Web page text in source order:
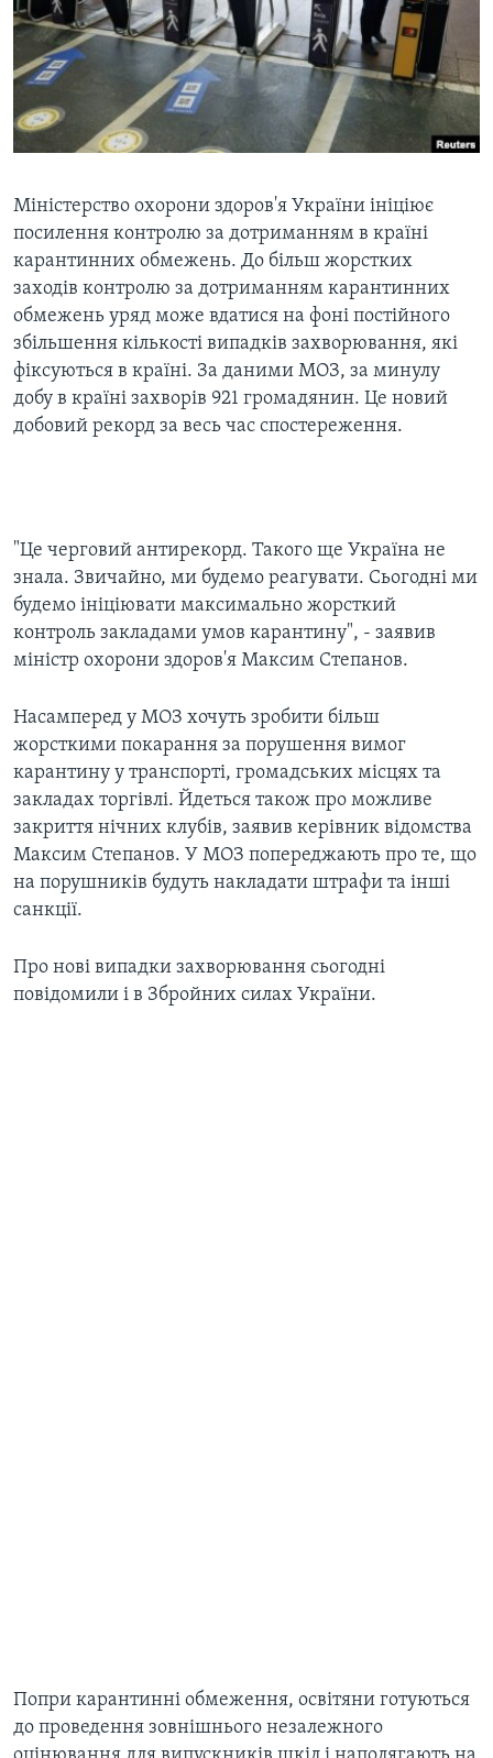
СУСПІЛЬСТВО
ЕКОНОМІКА
ІСТОРІЇ УСПІХУ УКРАЇНЦІВ
ТЕЛЕПРОГРАМИ
ЧАС-TIME
БРИФІНГ ГОЛОСУ АМЕРИКИ
ВІКНО В АМЕРИКУ
ПРАЙМ-ТАЙМ
ПОГЛЯД З ВАШИНГТОНА
ENGLISH
Learning English
МИ В СОЦМЕРЕЖАХ
Мови
Міністерство охорони здоров'я України ініціює
посилення контролю за дотриманням в країні
карантинних обмежень. До більш жорстких
заходів контролю за дотриманням карантинних
обмежень уряд може вдатися на фоні постійного
збільшення кількості випадків захворювання, які
фіксуються в країні. За даними МОЗ, за минулу
добу в країні захворів 921 громадянин. Це новий
добовий рекорд за весь час спостереження.
"Це черговий антирекорд. Такого ще Україна не
знала. Звичайно, ми будемо реагувати. Сьогодні ми
будемо ініціювати максимально жорсткий
контроль закладами умов карантину", - заявив
міністр охорони здоров'я Максим Степанов.
Насамперед у МОЗ хочуть зробити більш
жорсткими покарання за порушення вимог
карантину у транспорті, громадських місцях та
закладах торгівлі. Йдеться також про можливе
закриття нічних клубів, заявив керівник відомства
Максим Степанов. У МОЗ попереджають про те, що
на порушників будуть накладати штрафи та інші
санкції.
Про нові випадки захворювання сьогодні
повідомили і в Збройних силах України.
Попри карантинні обмеження, освітяни готуються
до проведення зовнішнього незалежного